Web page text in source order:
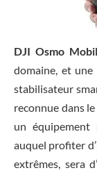
DJI Osmo
domaine, et une
stabilisateur
reconnue dans
un
auquel profiter
extrêmes, sera